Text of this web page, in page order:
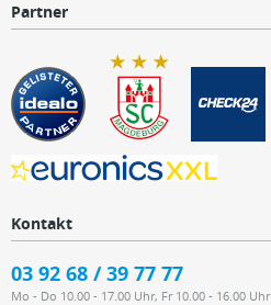
Partner
Kontakt
03 92 68 / 39 77 77
Mo - Do 10.00 - 17.00 Uhr, Fr 10.00 - 16.00 Uhr